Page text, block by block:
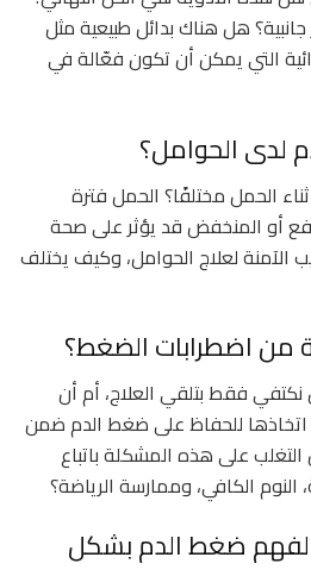
هل هناك بدائل طبيعية مثل
التي يمكن أن تكون فعّالة في
الحمل مختلفًا؟ الحمل فترة
أو المنخفض قد يؤثر على صحة
الآمنة لعلاج الحوامل، وكيف يختلف
نكتفي فقط بتلقي العلاج، أم أن
للحفاظ على ضغط الدم ضمن
على هذه المشكلة باتباع
النوم الكافي، وممارسة الرياضة؟
ضغط الدم بشكل